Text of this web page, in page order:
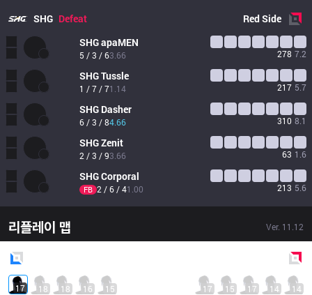
SHG Defeat RedSide
SHGapaMEN
5 / 3 / 63.66 278 7.2
SHGTussle
1 / 7 / 71.14 217 5.7
SHG Dasher
6 / 3 / 84.66 310 8.1
SHGZenit
2 / 3 / 93.66 63 1.6
SHGCorporal
FB 2 / 6 / 41.00 213 5.6
리플레이 맵 Ver. 11.12
17 18 18 16 15 17 15 17 14 14